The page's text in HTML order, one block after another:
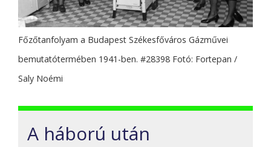
Főzőtanfolyam a Budapest Székesfőváros Gázművei
bemutatótermében 1941-ben. #28398 Fotó: Fortepan /
Saly Noémi
A háború után